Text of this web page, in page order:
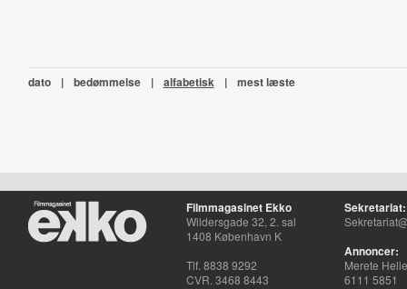
dato | bedømmelse | alfabetisk | mest læste
Filmmagasinet Ekko
Wildersgade 32, 2. sal
1408 København K
Tlf. 8838 9292
CVR. 3468 8443
Sekretariat:
Annoncer:
Merete
6111 5851